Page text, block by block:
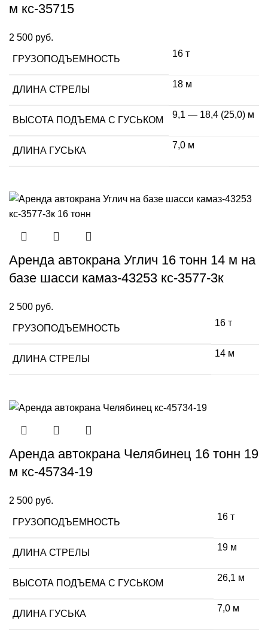
м кс-35715
2 500 руб.
ГРУЗОПОДЪЕМНОСТЬ
16 т
ДЛИНА СТРЕЛЫ
18 м
ВЫСОТА ПОДЪЕМА С ГУСЬКОМ
9,1 — 18,4 (25,0) м
ДЛИНА ГУСЬКА
7,0 м
Аренда автокрана Углич 16 тонн 14 м на
базе шасси камаз-43253 кс-3577-3к
2 500 руб.
ГРУЗОПОДЪЕМНОСТЬ
16 т
ДЛИНА СТРЕЛЫ
14 м
Аренда автокрана Челябинец 16 тонн 19
м кс-45734-19
2 500 руб.
ГРУЗОПОДЪЕМНОСТЬ
16 т
ДЛИНА СТРЕЛЫ
19 м
ВЫСОТА ПОДЪЕМА С ГУСЬКОМ
26,1 м
ДЛИНА ГУСЬКА
7,0 м